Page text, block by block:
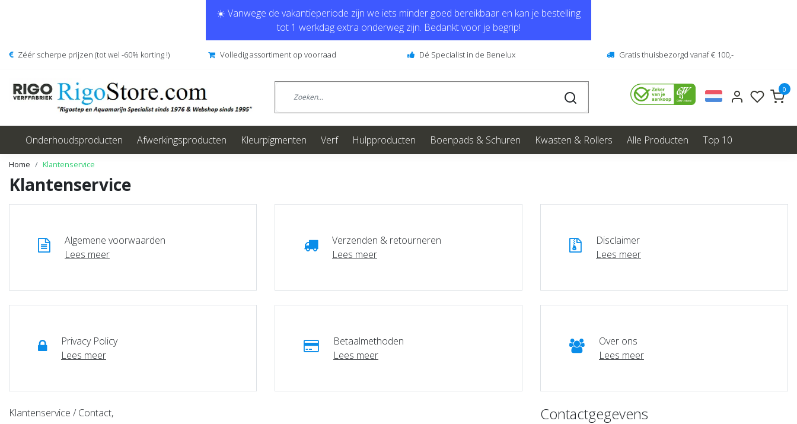
☀️ Vanwege de vakantieperiode zijn we iets minder goed bereikbaar en kan je bestelling
tot 1 werkdag extra onderweg zijn. Bedankt voor je begrip!
Zéér scherpe prijzen (tot wel -60% korting !) Volledig assortiment op voorraad Dé Specialist in de Benelux Gratis thuisbezorgd vanaf € 100,-
0
Onderhoudsproducten Afwerkingsproducten Kleurpigmenten Verf Hulpproducten Boenpads & Schuren Kwasten & Rollers Alle Producten Top 10
Home Klantenservice
Klantenservice
Algemene voorwaarden
Lees meer
Verzenden & retourneren
Lees meer
Disclaimer
Lees meer
Privacy Policy
Lees meer
Betaalmethoden
Lees meer
Over ons
Lees meer
Klantenservice / Contact, Contactgegevens